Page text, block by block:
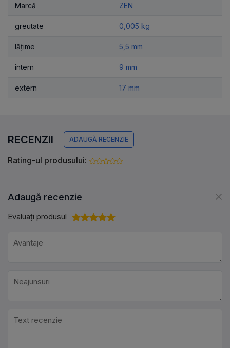
Marcă ZEN
greutate 0,005 kg
lățime 5,5 mm
intern 9 mm
extern 17 mm
RECENZII ADAUGĂ RECENZIE
Rating-ul produsului:
Adaugă recenzie
Evaluați produsul